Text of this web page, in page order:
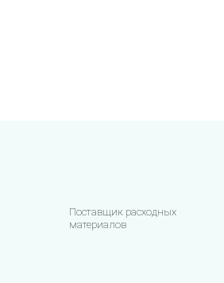
Поставщик расходных
материалов